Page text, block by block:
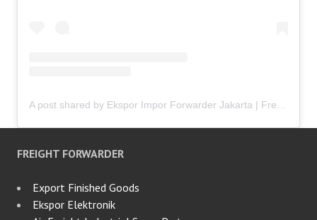
FREIGHT FORWARDER
Export Finished Goods
Ekspor Elektronik